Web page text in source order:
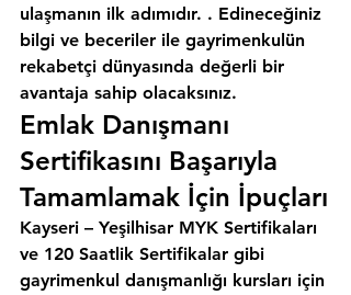
ulaşmanın ilk adımıdır. . Edineceğiniz
bilgi ve beceriler ile gayrimenkulün
rekabetçi dünyasında değerli bir
avantaja sahip olacaksınız.
Emlak Danışmanı
Sertifikasını Başarıyla
Tamamlamak İçin İpuçları
Kayseri – Yeşilhisar MYK Sertifikaları
ve 120 Saatlik Sertifikalar gibi
gayrimenkul danışmanlığı kursları için